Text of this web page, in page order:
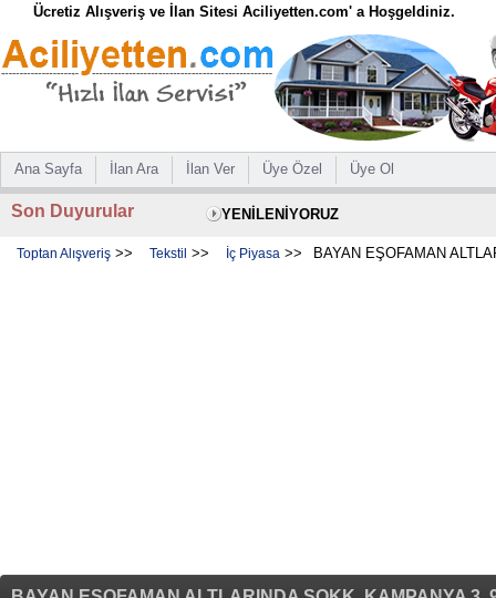
Ücretiz Alışveriş ve İlan Sitesi Aciliyetten.com' a Hoşgeldiniz.
Ana Sayfa İlan Ara İlan Ver Üye Özel Üye Ol
Son Duyurular YENİLENİYORUZ
Toptan Alışveriş >> Tekstil >> İç Piyasa >> BAYAN EŞOFAMAN